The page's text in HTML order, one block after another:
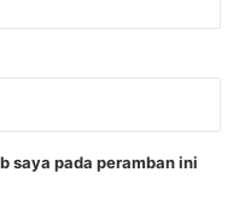
saya pada peramban ini